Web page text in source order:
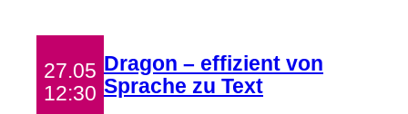
27.05
12:30
Dragon – effizient von
Sprache zu Text